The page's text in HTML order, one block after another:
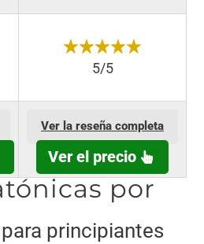
5/5
Ver la reseña completa
Ver el precio
por
principiantes